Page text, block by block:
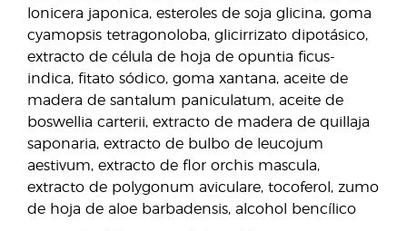
lonicera japonica, esteroles de soja glicina, goma
cyamopsis tetragonoloba, glicirrizato dipotásico,
extracto de célula de hoja de opuntia ficus-
indica, fitato sódico, goma xantana, aceite de
madera de santalum paniculatum, aceite de
boswellia carterii, extracto de madera de quillaja
saponaria, extracto de bulbo de leucojum
aestivum, extracto de flor orchis mascula,
extracto de polygonum aviculare, tocoferol, zumo
de hoja de aloe barbadensis, alcohol bencílico